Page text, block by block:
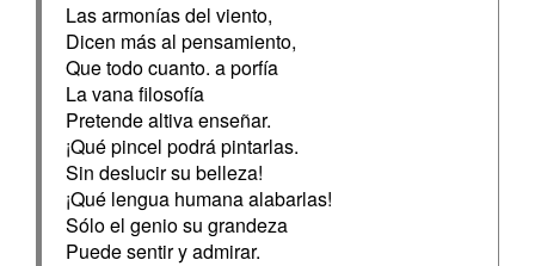
Las armonías del viento,
Dicen más al pensamiento,
Que todo cuanto. a porfía
La vana filosofía
Pretende altiva enseñar.
¡Qué pincel podrá pintarlas.
Sin deslucir su belleza!
¡Qué lengua humana alabarlas!
Sólo el genio su grandeza
Puede sentir y admirar.